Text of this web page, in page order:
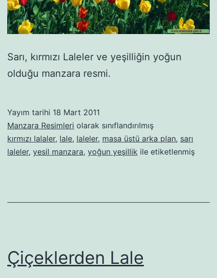
Sarı, kırmızı Laleler ve yeşilliğin yoğun
olduğu manzara resmi.
Yayım tarihi 18 Mart 2011
Manzara Resimleri olarak sınıflandırılmış
kırmızı lalaler, lale, laleler, masa üstü arka plan, sarı
laleler, yesil manzara, yoğun yeşillik ile etiketlenmiş
Çiçeklerden Lale